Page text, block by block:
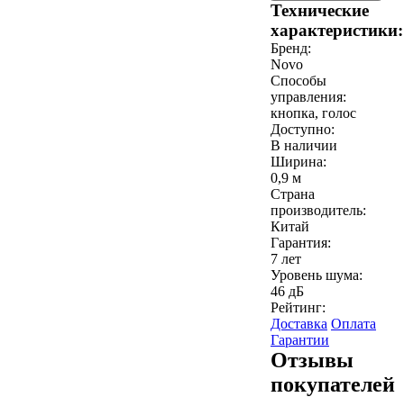
Технические
характеристики:
Бренд:
Novo
Способы
управления:
кнопка, голос
Доступно:
В наличии
Ширина:
0,9 м
Страна
производитель:
Китай
Гарантия:
7 лет
Уровень шума:
46 дБ
Рейтинг:
Доставка Оплата
Гарантии
Отзывы
покупателей